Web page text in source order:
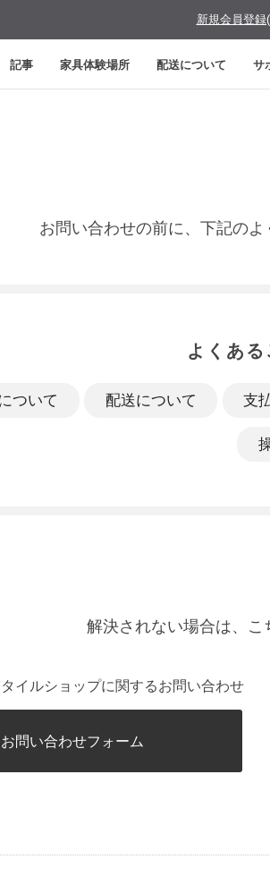
新規会員登
記事 家具体験場所 配送について サ
お問い合わせの前に、下記のよ
よくある
ついて 配送について 支
解決されない場合は、こ
イルショップに関するお問い合わせ
お問い合わせフォーム